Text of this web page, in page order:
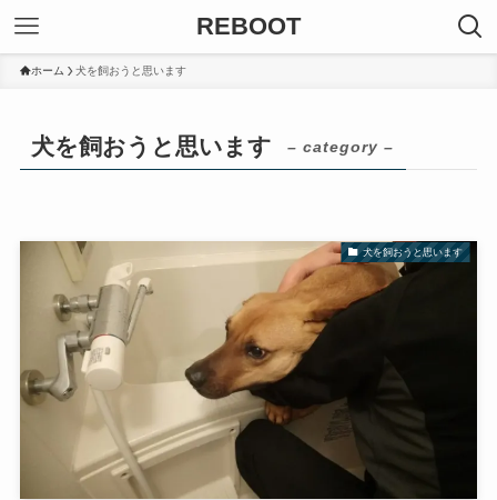
REBOOT
ホーム 犬を飼おうと思います
犬を飼おうと思います – category –
犬を飼おうと思います